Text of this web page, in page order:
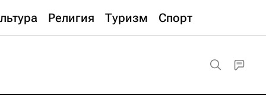
Религия Туризм Спорт